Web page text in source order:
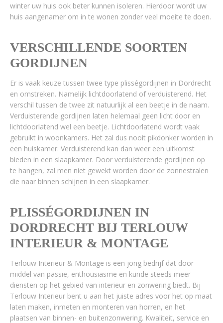
winter uw huis ook beter kunnen isoleren. Hierdoor wordt uw
huis aangenamer om in te wonen zonder veel moeite te doen.
VERSCHILLENDE SOORTEN
GORDIJNEN
Er is vaak keuze tussen twee type plisségordijnen in Dordrecht
en omstreken. Namelijk lichtdoorlatend of verduisterend. Het
verschil tussen de twee zit natuurlijk al een beetje in de naam.
Verduisterende gordijnen laten helemaal geen licht door en
lichtdoorlatend wel een beetje. Lichtdoorlatend wordt vaak
gebruikt in woonkamers. Het zal dus nooit pikdonker worden in
een huiskamer. Verduisterend kan dan weer een uitkomst
bieden in een slaapkamer. Door verduisterende gordijnen op
te hangen, zal men niet gewekt worden door de zonnestralen
die naar binnen schijnen in een slaapkamer.
PLISSÉGORDIJNEN IN
DORDRECHT BIJ TERLOUW
INTERIEUR & MONTAGE
Terlouw Interieur & Montage is een jong bedrijf dat door
middel van passie, enthousiasme en kunde steeds meer
diensten op het gebied van interieur en zonwering biedt. Bij
Terlouw Interieur bent u aan het juiste adres voor het op maat
laten maken, inmeten en monteren van horren, en het
plaatsen van binnen- en buitenzonwering. Kwaliteit, service en